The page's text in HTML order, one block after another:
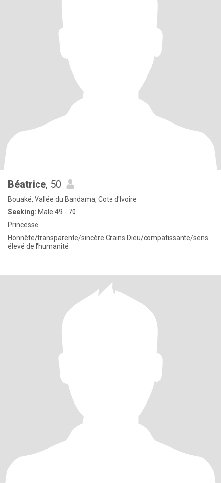
Béatrice, 50
Bouaké, Vallée du Bandama, Cote d'Ivoire
Seeking: Male 49 - 70
Princesse
Honnête/transparente/sincère Crains Dieu/compatissante/sens
élevé de l'humanité